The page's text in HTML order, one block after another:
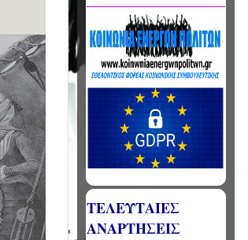
ΤΕΛΕΥΤΑΙΕΣ
ΑΝΑΡΤΗΣΕΙΣ